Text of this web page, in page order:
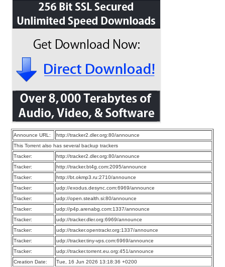
Announce URL:
http://tracker2.dler.org:80/announce
This Torrent also has several backup trackers
Tracker:
http://tracker2.dler.org:80/announce
Tracker:
http://tracker.bt4g.com:2095/announce
Tracker:
http://bt.okmp3.ru:2710/announce
Tracker:
udp://exodus.desync.com:6969/announce
Tracker:
udp://open.stealth.si:80/announce
Tracker:
udp://p4p.arenabg.com:1337/announce
Tracker:
udp://tracker.dler.org:6969/announce
Tracker:
udp://tracker.opentrackr.org:1337/announce
Tracker:
udp://tracker.tiny-vps.com:6969/announce
Tracker:
udp://tracker.torrent.eu.org:451/announce
Creation Date:
Tue, 16 Jun 2026 13:18:36 +0200